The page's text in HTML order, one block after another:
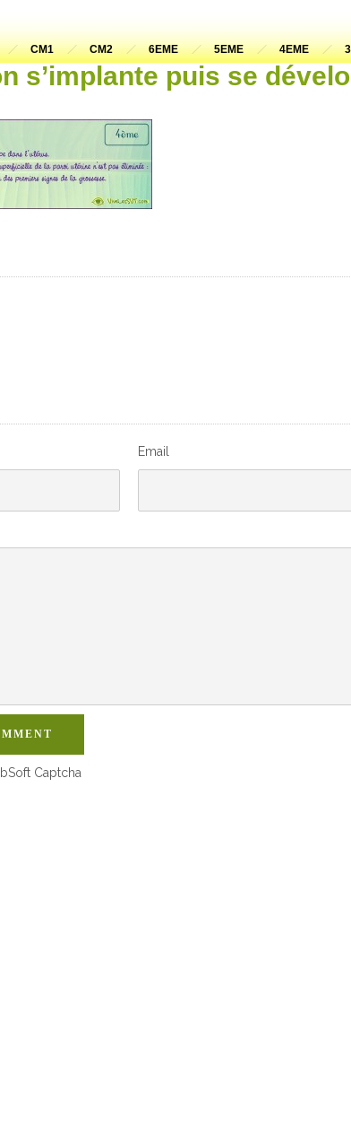
CM1 CM2 6EME 5EME 4EME
s’implante puis se
Email
Captcha